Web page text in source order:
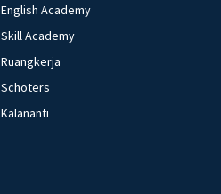
English Academy
Skill Academy
Ruangkerja
Schoters
Kalananti